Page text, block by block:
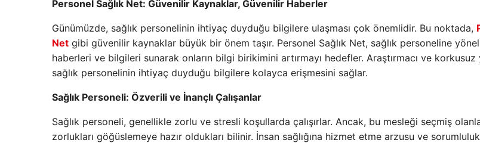
Personel Sağlık Net: Güvenilir Kaynaklar, Güvenilir Haberler
Günümüzde, sağlık personelinin ihtiyaç duyduğu bilgilere ulaşması çok önemlidir. Bu noktada,
Net gibi güvenilir kaynaklar büyük bir önem taşır. Personel Sağlık Net, sağlık personeline
haberleri ve bilgileri sunarak onların bilgi birikimini artırmayı hedefler. Araştırmacı ve korkusuz
sağlık personelinin ihtiyaç duyduğu bilgilere kolayca erişmesini sağlar.
Sağlık Personeli: Özverili ve İnançlı Çalışanlar
Sağlık personeli, genellikle zorlu ve stresli koşullarda çalışırlar. Ancak, bu mesleği seçmiş
zorlukları göğüslemeye hazır oldukları bilinir. İnsan sağlığına hizmet etme arzusu ve